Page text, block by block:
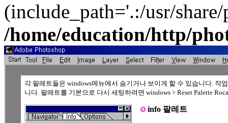
(include_path='.:/usr/
/home/education/http/
각 팔레트들은 windows메뉴에서 숨기거나 보이게 할 수 있습니다. 작
니다. 팔레트를 기본으로 다시 세팅하려면 windows > Reset Palette
info 팔레트